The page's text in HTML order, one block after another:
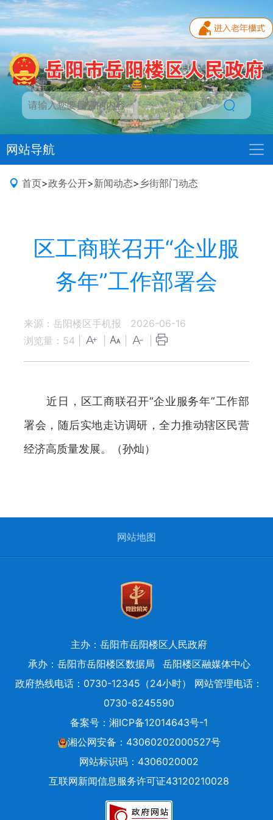
网站导航
首页>政务公开>新闻动态> 乡街部门动态
区工商联召开“企业服
务年”工作部署会
来源：岳阳楼区手机报
2026-06-16
浏览量： 54
近日，区工商联召开“企业服务年”工作部
署会，随后实地走访调研，全力推动辖区民营
经济高质量发展。（孙灿）
网站地图
主办：岳阳市岳阳楼区人民政府
承办：岳阳市岳阳楼区数据局
岳阳楼区融媒体中心
政府热线电话：0730-12345（24小时） 网站管理电话：
0730-8245590
备案号： 湘ICP备12014643号-1
湘公网安备：43060202000527号
网站标识码：4306020002
互联网新闻信息服务许可证43120210028